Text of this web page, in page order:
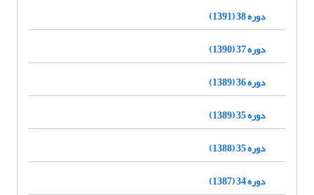
دوره 38 (1391)
دوره 37 (1390)
دوره 36 (1389)
دوره 35 (1389)
دوره 35 (1388)
دوره 34 (1387)